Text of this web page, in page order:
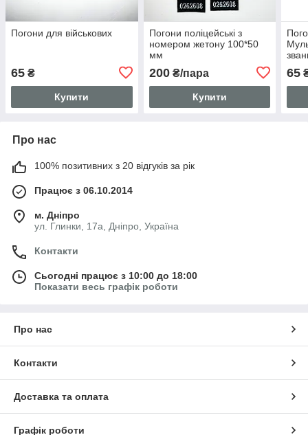
Погони для військових
65 ₴
Купити
Погони поліцейські з
номером жетону 100*50
мм
200₴/пара
Купити
65
Про нас
100% позитивних з 20 відгуків за рік
Працює з 06.10.2014
м. Дніпро
ул. Глинки, 17а, Дніпро, Україна
Контакти
Сьогодні працює з 10:00 до 18:00
Показати весь графік роботи
Про нас
Контакти
Доставка та оплата
Графік роботи